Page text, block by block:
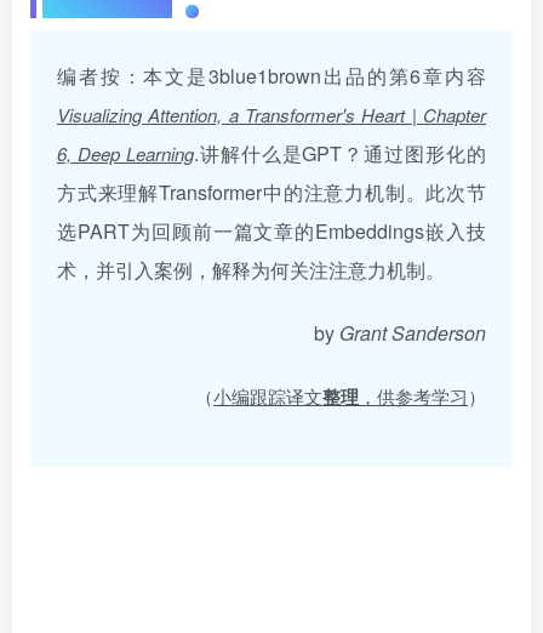
编者按：本文是3blue1brown出品的第6章内容
Visualizing Attention, a Transformer's Heart | Chapter
6, Deep Learning.讲解什么是GPT？通过图形化的
方式来理解Transformer中的注意力机制。此次节
选PART为回顾前一篇文章的Embeddings嵌入技
术，并引入案例，解释为何关注注意力机制。
by Grant Sanderson
（小编跟踪译文整理 ，供参考学习）